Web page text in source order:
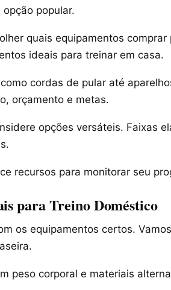
popular.
quais equipamentos
ideais para treinar em casa.
cordas de pular até
orçamento e metas.
opções versáteis. Faixas
recursos para monitorar seu
para Treino Doméstico
os equipamentos certos.
peso corporal e materiais